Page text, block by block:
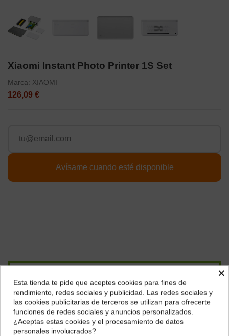
Xiaomi Instant Photo Printer 1S Set
Marca: XIAOMI
126,09 €
12,61€*al mes en cuotas
*Importe a financiar126,09 €/
¿Dónde deseas recibir tu pedido?
Selecciona tu ubicación para mostrarte los precios e
impuestos correctos para tu región.
×
Esta tienda te pide que aceptes cookies para fines de
rendimiento, redes sociales y publicidad. Las redes sociales y
las cookies publicitarias de terceros se utilizan para ofrecerte
funciones de redes sociales y anuncios personalizados.
¿Aceptas estas cookies y el procesamiento de datos
personales involucrados?